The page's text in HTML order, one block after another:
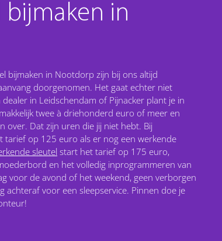
in
bijmaken in Nootdorp zijn bij ons altijd
doorgenomen. Het gaat echter niet
in Leidschendam of Pijnacker plant je in
twee à driehonderd euro of meer en
over. Dat zijn uren die jij niet hebt. Bij
tarief op 125 euro als er nog een werkende
sleutel start het tarief op 175 euro,
en het volledig inprogrammeren van
voor de avond of het weekend, geen verborgen
achteraf voor een sleepservice. Pinnen doe je